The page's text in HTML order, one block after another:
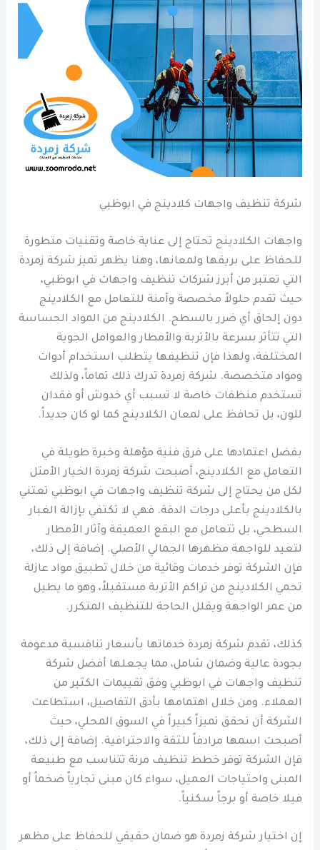
شركة تنظيف واجهات كلادينج في ابوظبي
واجهات الكلادينج تحتاج إلى عناية خاصة وتقنيات متطورة
للحفاظ على بريقها ولمعانها، وهنا يظهر تميز شركة زمردة
التي تعتبر من أبرز شركات تنظيف واجهات في ابوظبي،
حيث تقدم حلولاً مخصصة وآمنة للتعامل مع الكلادينج
دون إلحاق أي ضرر بالسطح. الكلادينج من المواد الحساسة
التي تتأثر بسرعة بالأتربة والأمطار والعوامل الجوية
المختلفة، ولهذا فإن تنظيفها يتطلب استخدام أدوات
ومواد متخصصة. شركة زمردة تدرك ذلك تماماً، ولذلك
تستخدم منظفات خاصة لا تسبب أي خدوش أو فقدان
للون، بل تحافظ على لمعان الكلادينج كما لو كان جديداً.
بفضل اعتمادها على فرق فنية مؤهلة وخبرة طويلة في
التعامل مع الكلادينج، أصبحت شركة زمردة الخيار الأمثل
لكل من يحتاج إلى شركة تنظيف واجهات في ابوظبي تعتني
بالكلادينج بأعلى درجات الدقة. فهي لا تكتفي بإزالة الغبار
السطحي، بل تتعامل مع البقع العميقة وآثار الأمطار
لتعيد للواجهة مظهرها الجمالي الأصلي. إضافة إلى ذلك،
فإن الشركة توفر خدمات وقائية من خلال تطبيق مواد عازلة
تحمي الكلادينج من تراكم الأتربة مستقبلاً، وهو ما يطيل
من عمر الواجهة ويقلل الحاجة للتنظيف المتكرر.
كذلك، تقدم شركة زمردة خدماتها بأسعار تنافسية مدعومة
بجودة عالية وضمان شامل، مما يجعلها أفضل شركة
تنظيف واجهات في ابوظبي وفق تقييمات الكثير من
العملاء. ومن خلال اهتمامها بأدق التفاصيل، استطاعت
الشركة أن تحقق تميزاً كبيراً في السوق المحلي، حيث
أصبحت اسمها مرادفاً للثقة والاحترافية. إضافة إلى ذلك،
فإن الشركة توفر خطط تنظيف مرنة تتناسب مع طبيعة
المبنى واحتياجات العميل، سواء كان مبنى تجارياً ضخماً أو
فيلا خاصة أو برجاً سكنياً.
إن اختيار شركة زمردة هو ضمان حقيقي للحفاظ على مظهر